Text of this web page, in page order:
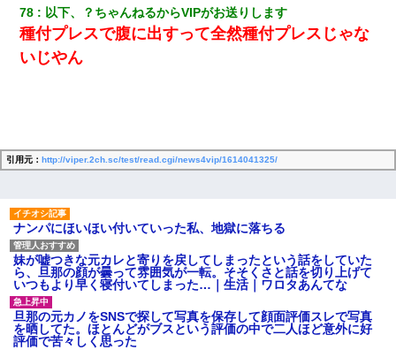
78 以下、？ちゃんねるからVIPがお送りします
種付プレスで腹に出すって全然種付プレスじゃな
いじやん
引用元： http://viper.2ch.sc/test/read.cgi/news4vip/1614041325/
ナンパにほいほい付いていった私、地獄に落ちる
妹が嘘つきな元カレと寄りを戻してしまったという話をしていた
ら、旦那の顔が曇って雰囲気が一転。そそくさと話を切り上げて
いつもより早く寝付いてしまった…｜生活｜ワロタあんてな
旦那の元カノをSNSで探して写真を保存して顔面評価スレで写真
を晒してた。ほとんどがブスという評価の中で二人ほど意外に好
評価で苦々しく思った